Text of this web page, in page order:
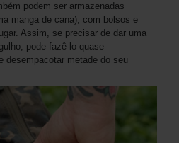
podem ser armazenadas
manga de cana), com bolsos e
Assim, se precisar de dar uma
pode fazê-lo quase
desempacotar metade do seu